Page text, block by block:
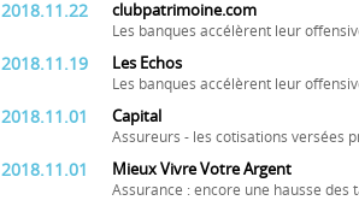
2018.11.22 clubpatrimoine.com
Les banques accélèrent leur
2018.11.19 Les Echos
Les banques accélèrent leur
2018.11.01 Capital
Assureurs - les cotisations versées
2018.11.01 Mieux Vivre Votre Argent
Assurance : encore une hausse des